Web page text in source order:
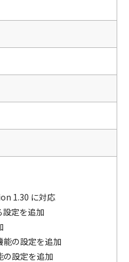
1.30 に対応
設定を追加
能の設定を追加
の設定を追加